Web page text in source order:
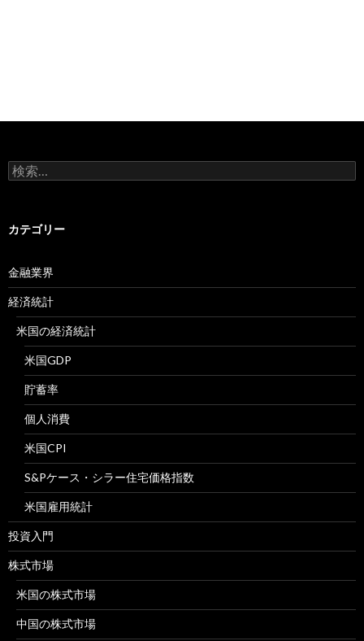
検
索:
カテゴリー
金融業界
経済統計
米国の経済統計
米国GDP
貯蓄率
個人消費
米国CPI
S&Pケース・シラー住宅価格指数
米国雇用統計
投資入門
株式市場
米国の株式市場
中国の株式市場